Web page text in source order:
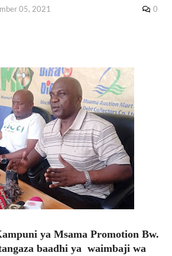
05, 2021 0
ya Msama Promotion Bw.
baadhi ya waimbaji wa